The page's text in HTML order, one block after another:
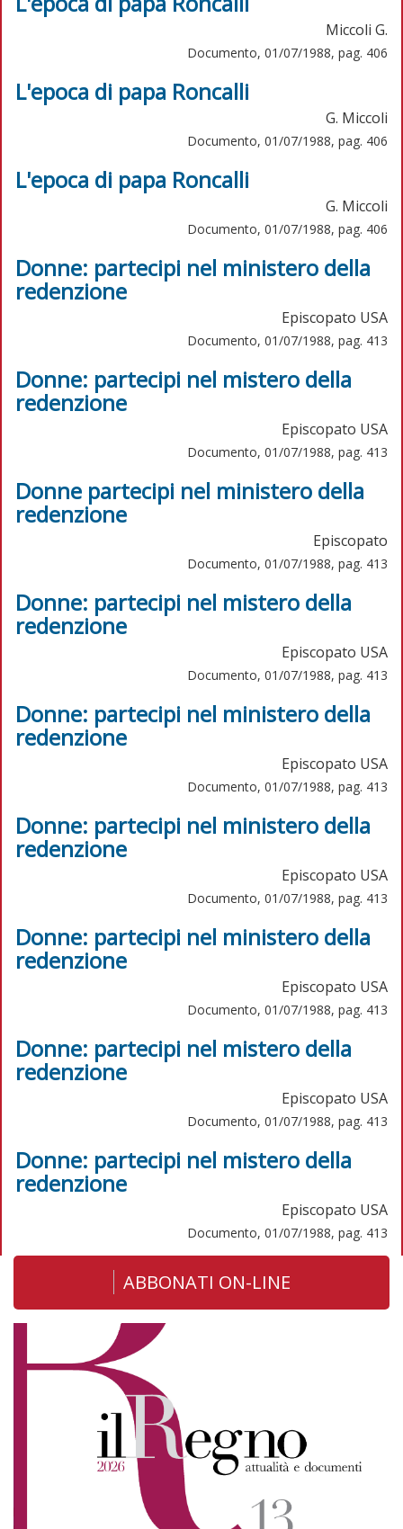
Miccoli G.
Documento, 01/07/1988, pag. 406
L'epoca di papa Roncalli
G. Miccoli
Documento, 01/07/1988, pag. 406
L'epoca di papa Roncalli
G. Miccoli
Documento, 01/07/1988, pag. 406
Donne: partecipi nel ministero della
redenzione
Episcopato USA
Documento, 01/07/1988, pag. 413
Donne: partecipi nel mistero della
redenzione
Episcopato USA
Documento, 01/07/1988, pag. 413
Donne partecipi nel ministero della
redenzione
Episcopato
Documento, 01/07/1988, pag. 413
Donne: partecipi nel mistero della
redenzione
Episcopato USA
Documento, 01/07/1988, pag. 413
Donne: partecipi nel ministero della
redenzione
Episcopato USA
Documento, 01/07/1988, pag. 413
Donne: partecipi nel ministero della
redenzione
Episcopato USA
Documento, 01/07/1988, pag. 413
Donne: partecipi nel ministero della
redenzione
Episcopato USA
Documento, 01/07/1988, pag. 413
Donne: partecipi nel mistero della
redenzione
Episcopato USA
Documento, 01/07/1988, pag. 413
Donne: partecipi nel mistero della
redenzione
Episcopato USA
Documento, 01/07/1988, pag. 413
ABBONATI ON-LINE